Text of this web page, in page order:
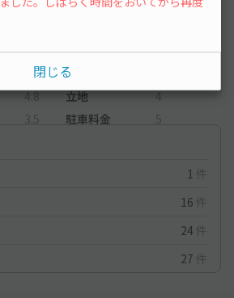
）
4.8 立地
4
3.5 駐車料金
5
1 件
16 件
24 件
27 件
閉じる